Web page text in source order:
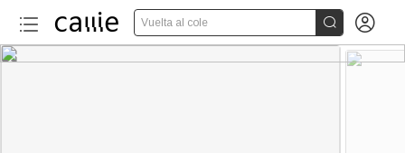
Vuelta al cole  